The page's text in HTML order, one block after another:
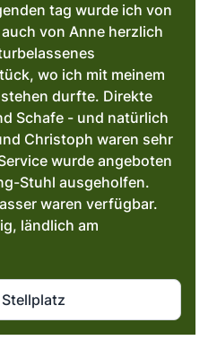
tag wurde ich von
von Anne herzlich
wo ich mit meinem
durfte. Direkte
Schafe - und natürlich
Christoph waren sehr
wurde angeboten
Stuhl ausgeholfen.
waren verfügbar.
ländlich am